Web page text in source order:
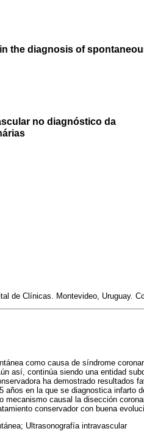
the diagnosis of
no diagnóstico da
de Clínicas. Montevideo, Uruguay.
como causa de síndrome
así, continúa siendo una entidad
ha demostrado resultados
años en la que se diagnostica infarto
mecanismo causal la disección
conservador con buena
Ultrasonografía intravascular